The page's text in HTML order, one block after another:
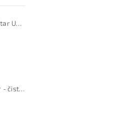
Koch Chemie Green Star Univerzal - Univerzální čistič
Koch Chemie Pol Star - čistič kůže, textilu a alcantary, objem 1 L